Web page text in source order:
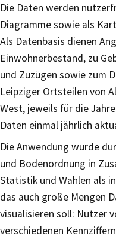
Die Daten werden
Diagramme sowie als
Als Datenbasis dienen
Einwohnerbestand, zu
und Zuzügen sowie zum
Leipziger Ortsteilen von
West, jeweils für die
Daten einmal jährlich
Die Anwendung wurde
und Bodenordnung in
Statistik und Wahlen als
das auch große Mengen
visualisieren soll: Nutzer
verschiedenen